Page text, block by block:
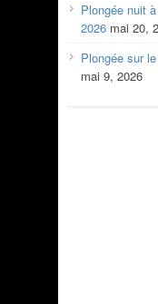
Plongée nuit
2026 mai 20,
Plongée sur
mai 9, 2026